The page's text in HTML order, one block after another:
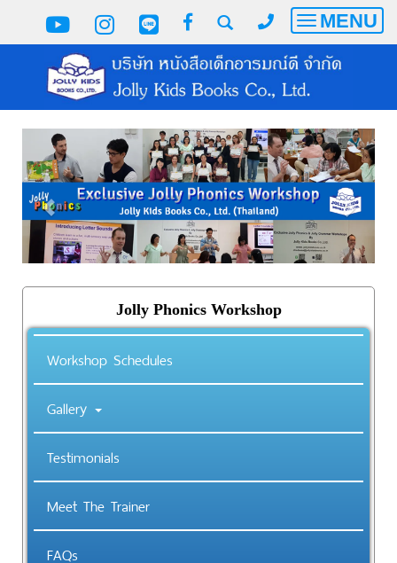
Toggle
MENU
Jolly Phonics Workshop
Workshop Schedules
Gallery
Testimonials
Meet The Trainer
FAQs